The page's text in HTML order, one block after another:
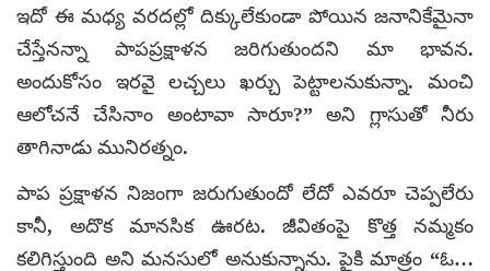
ఇదో ఈ మధ్య వరదల్లో దిక్కులేకుండా పోయిన జనానికేమైనా
చేస్తేనన్నా పాపప్రక్షాళన జరిగుతుందని మా భావన.
అందుకోసం ఇరవై లచ్చలు ఖర్చు పెట్టాలనుకున్నా. మంచి
ఆలోచనే చేసినాం అంటావా సారూ?” అని గ్లాసుతో నీరు
తాగినాడు మునిరత్నం.
పాప ప్రక్షాళన నిజంగా జరుగుతుందో లేదో ఎవరూ చెప్పలేరు
కానీ, అదొక మానసిక ఊరట. జీవితంపై కొత్త నమ్మకం
కలిగిస్తుంది అని మనసులో అనుకున్నాను. పైకి మాత్రం “ఓ…